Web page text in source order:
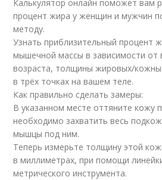
Калькулятор онлайн поможет вам
процент жира у женщин и мужчин
методу.
Узнать приблизительный процент
мышечной массы в зависимости от
возраста, толщины жировых/
в трёх точках на вашем теле.
Как правильно сделать замеры:
В указанном месте оттяните кожу
необходимо захватить весь
мышцы под ним.
Теперь измерьте толщину этой
в миллиметрах, при помощи
метрического инструмента.